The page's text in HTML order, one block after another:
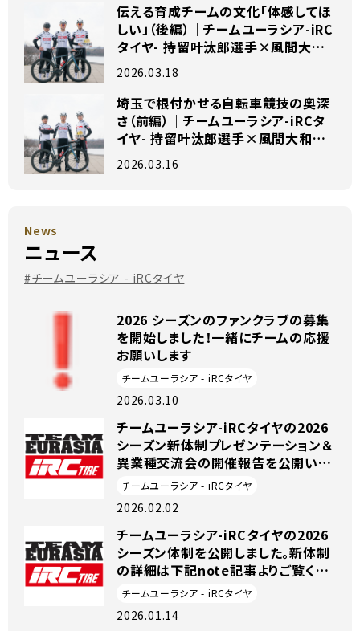
伝える育成チームの文化「体感してほ
しい」（後編）｜チームユーラシア-iRC
タイヤ- 持留叶汰郎選手×風間大和
選手×藤田涼平選手兼監督 独占イン
タビュー
2026.03.18
埼玉で根付かせる自転車競技の奥深
さ（前編）｜チームユーラシア-iRCタ
イヤ- 持留叶汰郎選手×風間大和選
手×藤田涼平選手兼監督 独占インタ
ビュー
2026.03.16
News
ニュース
#チームユーラシア - iRCタイヤ
2026 シーズンのファンクラブの募集
を開始しました！一緒にチームの応援
お願いします
チームユーラシア - iRCタイヤ
2026.03.10
チームユーラシア-iRCタイヤの2026
シーズン新体制プレゼンテーション＆
異業種交流会の開催報告を公開いた
しました。
チームユーラシア - iRCタイヤ
2026.02.02
チームユーラシア-iRCタイヤの2026
シーズン体制を公開しました。新体制
の詳細は下記note記事よりご覧くだ
さい。
チームユーラシア - iRCタイヤ
2026.01.14